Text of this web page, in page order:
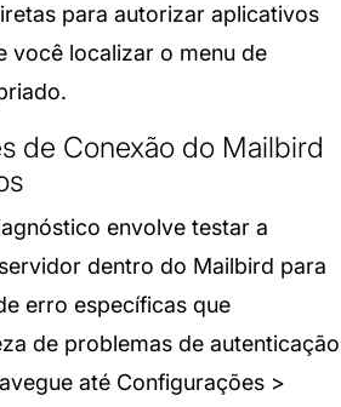
para autorizar aplicativos
você localizar o menu de
de Conexão do Mailbird
envolve testar a
dentro do Mailbird para
erro específicas que
de problemas de autenticação
até Configurações >